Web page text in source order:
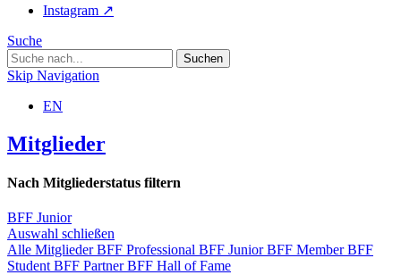
Instagram ↗︎
Suche
Skip Navigation
EN
Mitglieder
Nach Mitgliederstatus filtern
BFF Junior
Auswahl schließen
Alle MitgliederBFF Professional BFF JuniorBFF MemberBFF
Student BFF PartnerBFF Hall of Fame